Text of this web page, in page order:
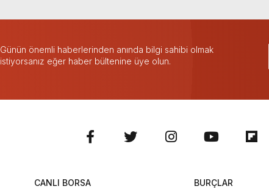
Günün önemli haberlerinden anında bilgi sahibi olmak
istiyorsanız eğer haber bültenine üye olun.
CANLI BORSA
BURÇLAR